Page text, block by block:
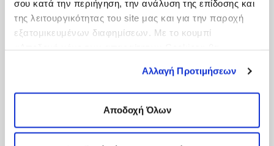
σου κατά την περιήγηση, την ανάλυση της επίδοσης και
της λειτουργικότητας του site μας και για την παροχή
εξατομικευμένων διαφημίσεων. Με το κουμπί
site cookies. Ενημερώσου για την Πολιτική
CookiesΕδώκαι τους διαφορετικούς τύπους Cookies
επιλέγοντας «Ρυθμίσεις Cookies», και τροποποίησε ανά
Αλλαγή Προτιμήσεων
Αποδοχή Όλων
TV, ή με τη χρήση ενός καλωδίου HDMI ή VGA με
τις κατάλληλες υποδοχές.
Οι μαθητές φωτογραφίζουν τον φίλο τους με το
αντίστοιχο "εργαλείο" (...εφόσον εξασφαλίσουν